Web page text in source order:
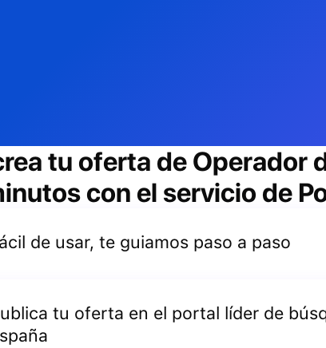
tu oferta de Operador
con el servicio de
de usar, te guiamos paso a paso
tu oferta en el portal líder de